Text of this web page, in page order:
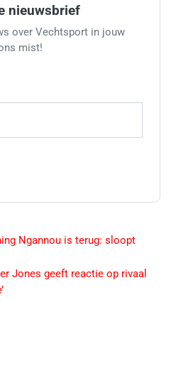
nieuwsbrief
over Vechtsport in jouw
mist!
Ngannou is terug: sloopt
Jones geeft reactie op rivaal